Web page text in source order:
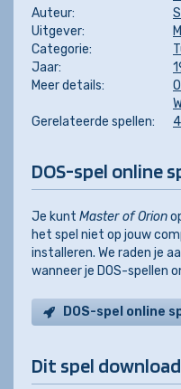
Auteur:
Uitgever:
Categorie:
Jaar:
Meer details:
Gerelateerde spellen:
DOS-spel online
Je kunt Master of Orion
het spel niet op jouw
installeren. We raden je
wanneer je DOS-spellen
DOS-spel online
Dit spel